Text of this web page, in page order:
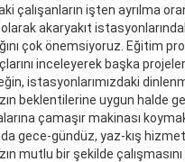
çalışanların işten ayrılma
akaryakıt
çok önemsiyoruz. Eğitim
inceleyerek başka
istasyonlarımızdaki
beklentilerine uygun halde
çamaşır makinası
gece-gündüz, yaz-kış
mutlu bir şekilde